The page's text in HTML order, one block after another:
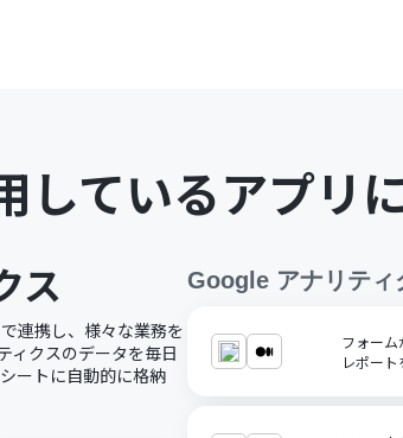
しているアプリ
ス
連携し、様々な業務を
ィクスのデータを毎日
ートに自動的に格納
Google アナリティ
フォー
レポー